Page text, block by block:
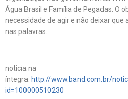
Água Brasil e Família de Pegadas. O
necessidade de agir e não deixar
nas palavras.
notícia na
íntegra: http://www.band.com.br/
id=100000510230